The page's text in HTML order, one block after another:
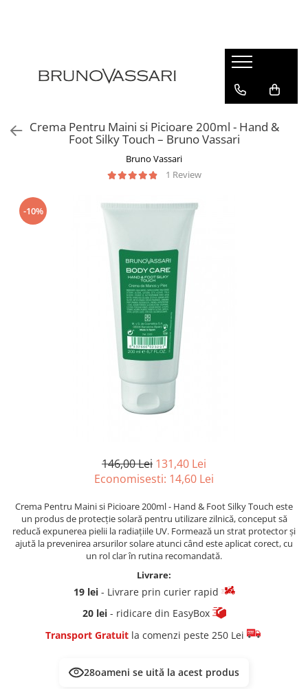
Kianty - Anti-Rid
Bioceuticals - Ten Matur
Lab Radiance - Stralucire
Skin Comfort - Ten Sensibil
White - Pete Pigmentare
The Basics - Rutina Simpla
Aqua Genomics - Hidratare
Body Care - Pentru corp
Collagen Booster - Ten Matur
Glyco System - Acid Glicolic
Crema Pentru Maini si Picioare 200ml - Hand &
Foot Silky Touch – Bruno Vassari
Bruno Vassari
1 Review
-10%
146,00 Lei 131,40 Lei
Economisesti: 14,60 Lei
Crema Pentru Maini si Picioare 200ml - Hand & Foot Silky Touch este
un produs de protecție solară pentru utilizare zilnică, conceput să
reducă expunerea pielii la radiațiile UV. Formează un strat protector și
ajută la prevenirea arsurilor solare atunci când este aplicat corect, cu
un rol clar în rutina recomandată.
Livrare:
19 lei- Livrare prin curier rapid
20 lei- ridicare din EasyBox
Transport Gratuitla comenzi peste 250 Lei
28oameni se uită la acest produs